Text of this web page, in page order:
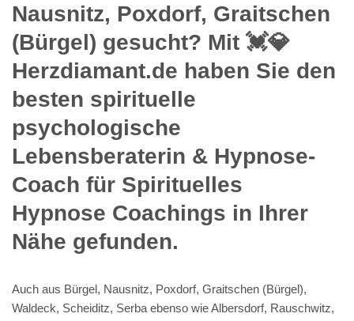
Nausnitz, Poxdorf, Graitschen
(Bürgel) gesucht? Mit 💓️💎
Herzdiamant.de haben Sie den
besten spirituelle
psychologische
Lebensberaterin & Hypnose-
Coach für Spirituelles
Hypnose Coachings in Ihrer
Nähe gefunden.
Auch aus Bürgel, Nausnitz, Poxdorf, Graitschen (Bürgel),
Waldeck, Scheiditz, Serba ebenso wie Albersdorf, Rauschwitz,